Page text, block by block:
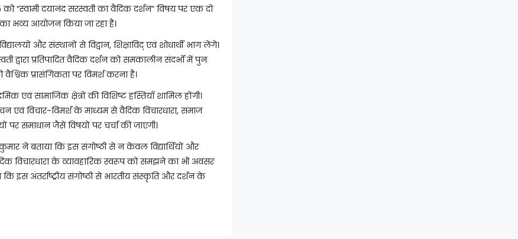
“स्वामी दयानंद सरस्वती का वैदिक दर्शन” विषय पर एक दो
का भव्य आयोजन किया जा रहा है।
और संस्थानों से विद्वान, शिक्षाविद् एवं शोधार्थी भाग लेंगे।
द्वारा प्रतिपादित वैदिक दर्शन को समकालीन संदर्भों में पुनः
वैश्विक प्रासंगिकता पर विमर्श करना है।
एवं सामाजिक क्षेत्रों की विशिष्ट हस्तियाँ शामिल होंगी।
एवं विचार-विमर्श के माध्यम से वैदिक विचारधारा, समाज
समाधान जैसे विषयों पर चर्चा की जाएगी।
कुमार ने बताया कि इस संगोष्ठी से न केवल विद्यार्थियों और
विचारधारा के व्यावहारिक स्वरूप को समझने का भी अवसर
कि इस अंतर्राष्ट्रीय संगोष्ठी से भारतीय संस्कृति और दर्शन के